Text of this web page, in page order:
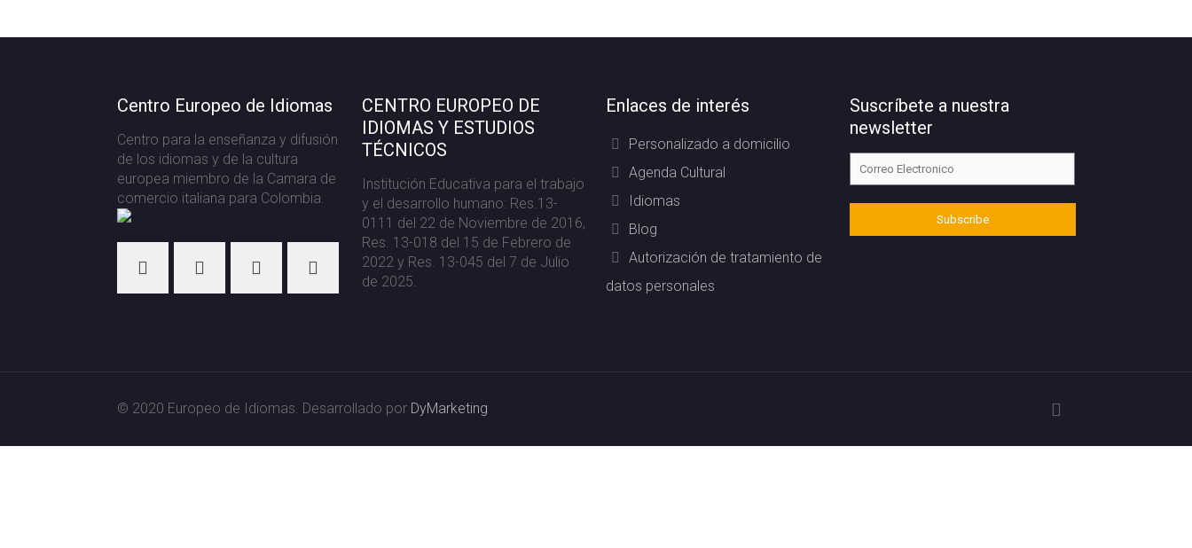
Centro Europeo de Idiomas
Centro para la enseñanza y difusión
de los idiomas y de la cultura
europea miembro de la Camara de
comercio italiana para Colombia.
CENTRO EUROPEO DE
IDIOMAS Y ESTUDIOS
TÉCNICOS
Institución Educativa para el trabajo
y el desarrollo humano: Res.13-
0111 del 22 de Noviembre de 2016,
Res. 13-018 del 15 de Febrero de
2022 y Res. 13-045 del 7 de Julio
de 2025.
Enlaces de interés
Personalizado a domicilio
Agenda Cultural
Idiomas
Blog
Autorización de tratamiento de
datos personales
Suscríbete a nuestra
newsletter
© 2020 Europeo de Idiomas. Desarrollado por DyMarketing